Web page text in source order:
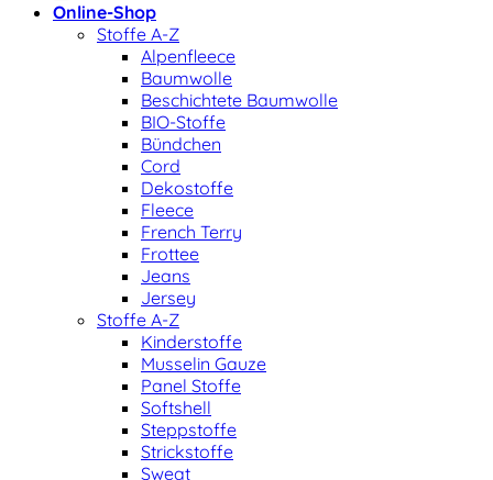
Online-Shop
Stoffe A-Z
Alpenfleece
Baumwolle
Beschichtete Baumwolle
BIO-Stoffe
Bündchen
Cord
Dekostoffe
Fleece
French Terry
Frottee
Jeans
Jersey
Stoffe A-Z
Kinderstoffe
Musselin Gauze
Panel Stoffe
Softshell
Steppstoffe
Strickstoffe
Sweat